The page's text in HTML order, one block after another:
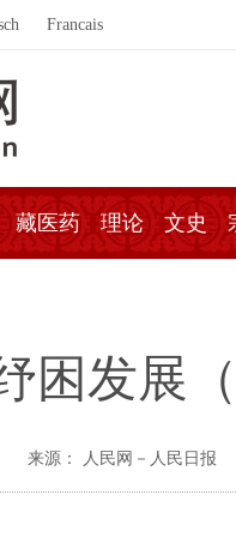
Francais
藏医药 理论 文史
困发展（
来源： 人民网－人民日报